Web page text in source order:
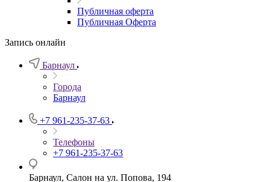
Публичная оферта
Публичная Оферта
Запись онлайн
Барнаул
Города
Барнаул
+7 961-235-37-63
Телефоны
+7 961-235-37-63
Барнаул, Салон на ул. Попова, 194